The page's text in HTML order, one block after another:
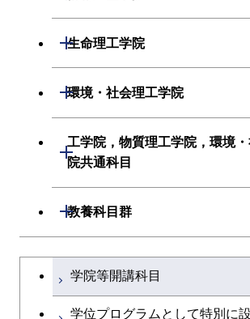
初年次専門科目
共通専門科目
数理・計算科学系
初年次専門科目
創造プロセス科目
共通専門科目
生命理工学院
開閉
生命理工学系
創造プロセス科目
共通専門科目
環境・社会理工学院
開閉
建築学系
融合理工学系
初年次専門科目
工学院，物質理工学院，環境
院共通科目
開閉
工学院，物質理工学院，
教養科目群
開閉
文系教養科目
英語科目
学士課程を切り替える
学院等開講科目
学位プログラムとして特別に